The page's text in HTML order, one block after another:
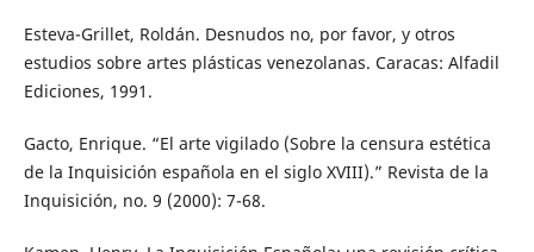
Esteva-Grillet, Roldán. Desnudos no, por favor, y otros
estudios sobre artes plásticas venezolanas. Caracas: Alfadil
Ediciones, 1991.
Gacto, Enrique. “El arte vigilado (Sobre la censura estética
de la Inquisición española en el siglo XVIII).” Revista de la
Inquisición, no. 9 (2000): 7-68.